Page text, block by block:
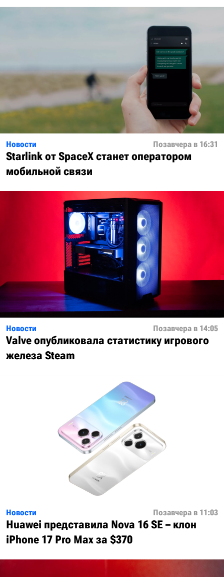
Новости Позавчера в 16:31
Starlink от SpaceX станет оператором
мобильной связи
Новости Позавчера в 14:05
Valve опубликовала статистику игрового
железа Steam
Новости Позавчера в 11:03
Huawei представила Nova 16 SE – клон
iPhone 17 Pro Max за $370